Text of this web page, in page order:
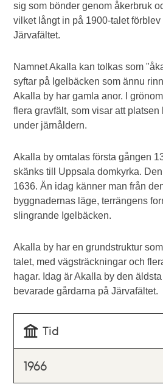
sig som bönder genom åkerbruk
vilket långt in på 1900-talet
Järvafältet.
Namnet Akalla kan tolkas som
syftar på Igelbäcken som ännu
Akalla by har gamla anor. I
flera gravfält, som visar att
under järnåldern.
Akalla by omtalas första gången
skänks till Uppsala domkyrka.
1636. Än idag känner man från
byggnadernas läge, terrängens
slingrande Igelbäcken.
Akalla by har en grundstruktur
talet, med vägsträckningar och
hagar. Idag är Akalla by den
bevarade gårdarna på Järvafältet.
Tid
1966